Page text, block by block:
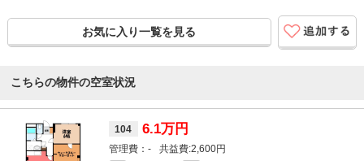
お気に入り一覧を見る
こちらの物件の空室状況
104 6.1万円
- 2,600円